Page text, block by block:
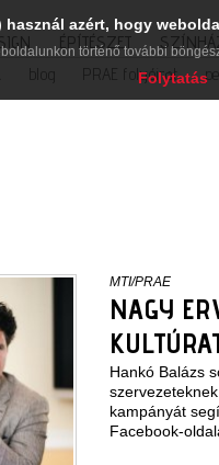
ÉPÍTÉSZET
PRAE folyóirat
MTI/PRAE
NAGY
Hankó Balázs
kampányát
Facebook-
azért, hogy
történő további
Folytatás